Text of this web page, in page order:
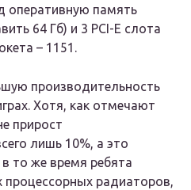
оперативную память
64 Гб) и 3 PCI-E слота
– 1151.
производительность
Хотя, как отмечают
прирост
лишь 10%, а это
то же время ребята
радиаторов,